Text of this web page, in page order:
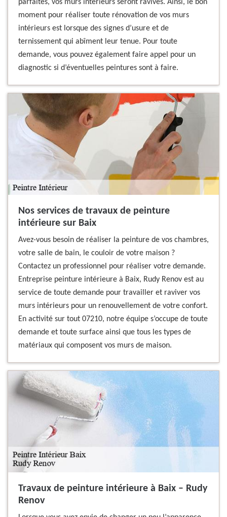
parfaites, vos murs intérieurs seront ravivés. Ainsi, le bon
moment pour réaliser toute rénovation de vos murs
intérieurs est lorsque des signes d’usure et de
ternissement qui abîment leur tenue. Pour toute
demande, vous pouvez également faire appel pour un
diagnostic si d’éventuelles peintures sont à faire.
Nos services de travaux de peinture
intérieure sur Baix
Avez-vous besoin de réaliser la peinture de vos chambres,
votre salle de bain, le couloir de votre maison ?
Contactez un professionnel pour réaliser votre demande.
Entreprise peinture intérieure à Baix, Rudy Renov est au
service de toute demande pour travailler et raviver vos
murs intérieurs pour un renouvellement de votre confort.
En activité sur tout 07210, notre équipe s’occupe de toute
demande et toute surface ainsi que tous les types de
matériaux qui composent vos murs de maison.
Travaux de peinture intérieure à Baix – Rudy
Renov